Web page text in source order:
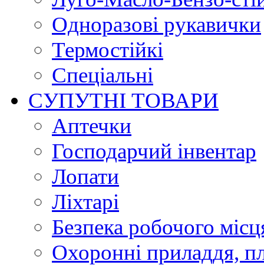
Одноразові рукавички
Термостійкі
Спеціальні
СУПУТНІ ТОВАРИ
Аптечки
Господарчий інвентар
Лопати
Ліхтарі
Безпека робочого
Охоронні приладдя,